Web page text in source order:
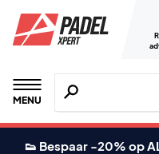
MENU
Zoeken naar
👟 Bespaar -20% op